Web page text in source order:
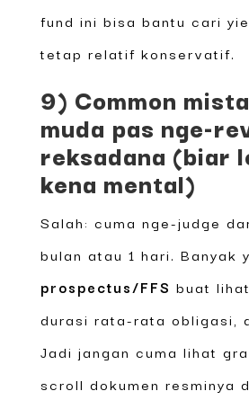
fund ini bisa bantu cari
tetap relatif konservatif.
9) Common
muda pas nge-
reksadana (biar
kena mental)
Salah: cuma nge-judge
bulan atau 1 hari. Banyak
prospectus/FFS buat
durasi rata-rata obligasi,
Jadi jangan cuma lihat
scroll dokumen resminya